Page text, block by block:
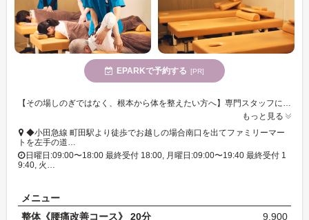
EPARKで予約する [PR]
もっと見る
◆小田急線 町田駅より徒歩でお越しの場合南口を出てファミリーマー
トを左手の道…
日曜日:09:00〜18:00 最終受付 18:00, 月曜日:09:00〜19:40 最終受付 1
9:40, 火…
メニュー
整体《腰痛改善コース》 20分
9,900